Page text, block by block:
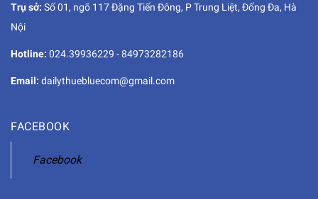
Trụ sở: Số 01, ngõ 117 Đặng Tiến Đông, P Trung Liệt, Đống Đa, Hà
Nội
Hotline: 024.39936229 -84973282186
Email: dailythuebluecom@gmail.com
FACEBOOK
Facebook